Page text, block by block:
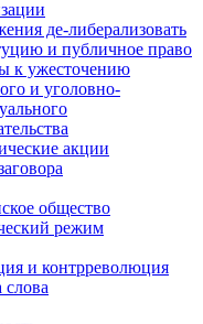
де-либерализовать
и публичное право
к ужесточению
и уголовно-
акции
общество
режим
и контрреволюция
слова